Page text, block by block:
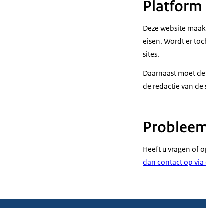
Platform
Deze website
eisen. Wordt er
sites.
Daarnaast moet
de redactie van
Heeft u vragen of
dan contact op via